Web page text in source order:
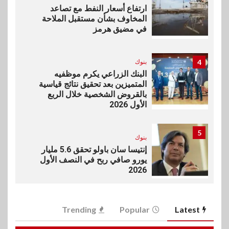
ارتفاع أسعار النفط مع تصاعد
المخاوف بشأن مستقبل الملاحة
في مضيق هرمز
4 بنوك
البنك الزراعي يكرم موظفيه
المتميزين بعد تحقيق نتائج قياسية
بالقروض الشخصية خلال الربع
الأول 2026
5
بنوك
إنتيسا سان باولو تحقق 5.6 مليار
يورو صافي ربح في النصف الأول
2026
غرفة القاهرة تنظم ندوة إلكترونية
Latest
Popular
Trending